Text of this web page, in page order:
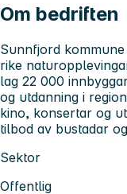
Om bedriften
Sunnfjord
rike
lag 22 000
og utdanning i
kino, konsertar og
tilbod av bustadar
Sektor
Offentlig